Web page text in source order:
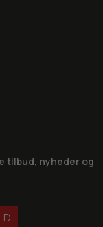
tilbud, nyheder og